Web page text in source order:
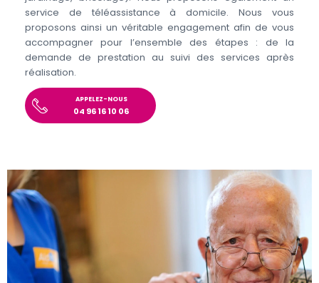
service de téléassistance à domicile. Nous vous
proposons ainsi un véritable engagement afin de vous
accompagner pour l’ensemble des étapes : de la
demande de prestation au suivi des services après
réalisation.
APPELEZ-NOUS
04 96 16 10 06